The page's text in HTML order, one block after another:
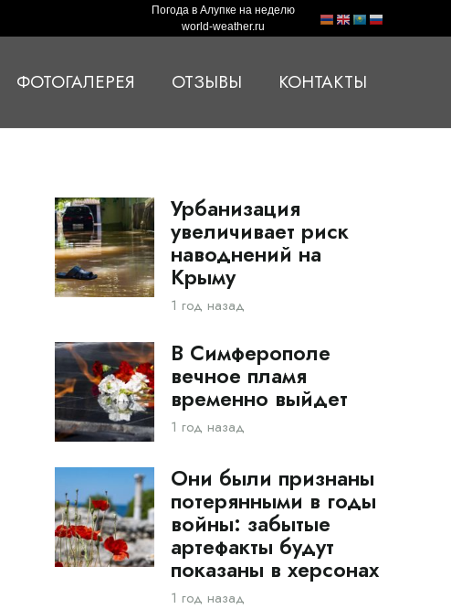
Погода в Алупке на неделю
world-weather.ru
ФОТОГАЛЕРЕЯ ОТЗЫВЫ КОНТАКТЫ
Урбанизация
увеличивает риск
наводнений на
Крыму
1 год назад
В Симферополе
вечное пламя
временно выйдет
1 год назад
Они были признаны
потерянными в годы
войны: забытые
артефакты будут
показаны в херсонах
1 год назад